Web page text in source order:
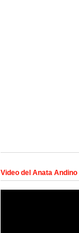
Video del Anata Andino